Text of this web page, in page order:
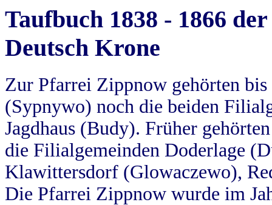
Taufbuch 1838 - 1866
Deutsch Krone
Zur Pfarrei Zippnow gehörten
(Sypnywo) noch die beiden
Jagdhaus (Budy). Früher
die Filialgemeinden Doderlage
Klawittersdorf (Glowaczewo),
Die Pfarrei Zippnow wurde im